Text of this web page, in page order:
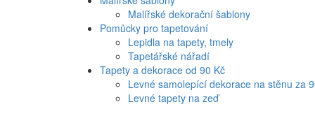
Malířské dekorační šablony
Pomůcky pro tapetování
Lepidla na tapety, tmely
Tapetářské nářadí
Tapety a dekorace od 90 Kč
Levné samolepící dekorace na stěnu za
Levné tapety na zeď